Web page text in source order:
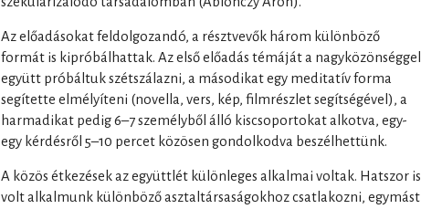
Az előadásokat feldolgozandó, a résztvevők három különböző
formát is kipróbálhattak. Az első előadás témáját a nagyközönséggel
együtt próbáltuk szétszálazni, a másodikat egy meditatív forma
segítette elmélyíteni (novella, vers, kép, filmrészlet segítségével), a
harmadikat pedig 6–7 személyből álló kiscsoportokat alkotva, egy-
egy kérdésről 5–10 percet közösen gondolkodva beszélhettünk.
A közös étkezések az együttlét különleges alkalmai voltak. Hatszor is
volt alkalmunk különböző asztaltársaságokhoz csatlakozni, egymást